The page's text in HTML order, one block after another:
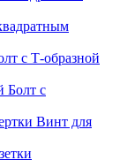
с Т-образной
Болт с
Винт для